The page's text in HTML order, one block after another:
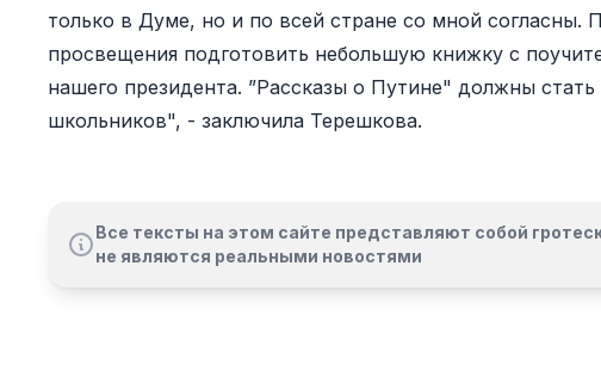
только в Думе, но и по всей стране со мной согласны.
просвещения подготовить небольшую книжку с
нашего президента. ”Рассказы о Путине" должны
школьников", - заключила Терешкова.
Все тексты на этом сайте представляют собой
не являются реальными новостями